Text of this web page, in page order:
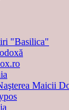
"Basilica"
Maicii